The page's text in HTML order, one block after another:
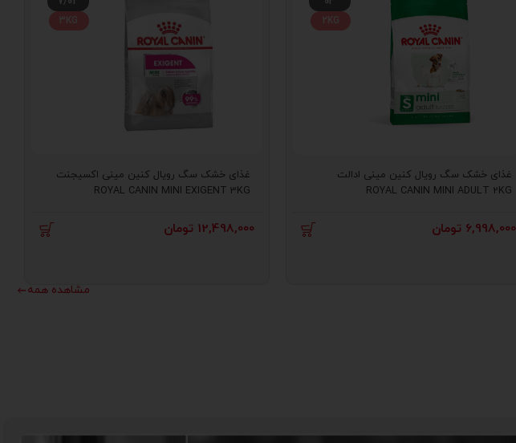
2KG
غذای خشک سگ رویال کنین مینی ادالت
ROYAL CANIN MINI ADULT 2KG
6,998,000 تومان
3KG
غذای خشک سگ رویال کنین مینی اکسیجنت
ROYAL CANIN MINI EXIGENT 3KG
12,498,000 تومان
مشاهده همه